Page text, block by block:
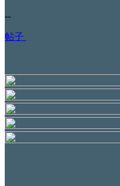
--
帖子